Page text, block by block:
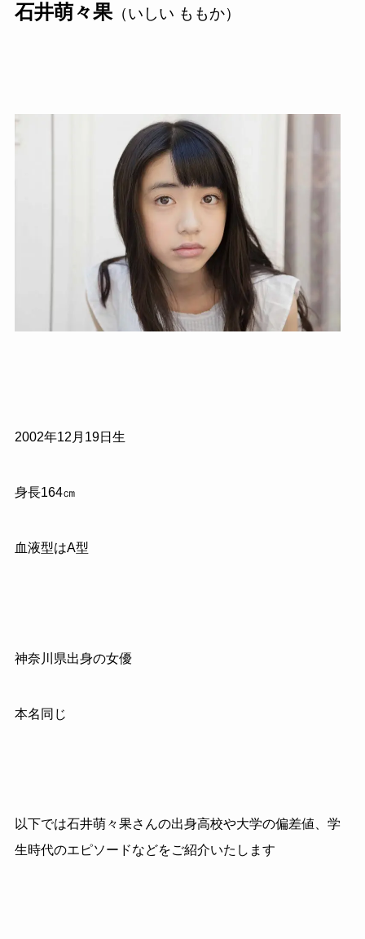
石井萌々果（いしい ももか）
2002年12月19日生
身長164㎝
血液型はA型
神奈川県出身の女優
本名同じ
以下では石井萌々果さんの出身高校や大学の偏差値、学
生時代のエピソードなどをご紹介いたします